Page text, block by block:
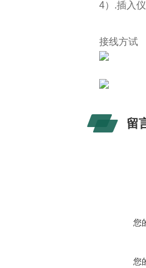
4）.插入
接线方试
留
您
您